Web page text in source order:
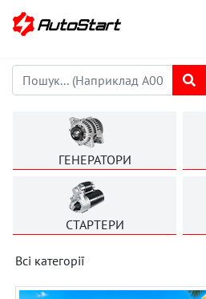
ГЕНЕРАТОРИ
СТАРТЕРИ
Всі категорії